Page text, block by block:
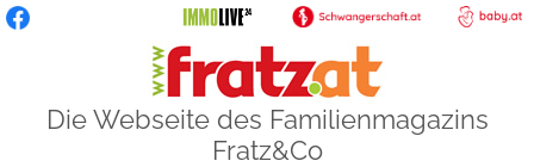
Die Webseite des Familienmagazins
Fratz&Co